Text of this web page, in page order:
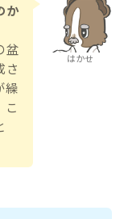
はかせ
か
盆
さ
繰
こ